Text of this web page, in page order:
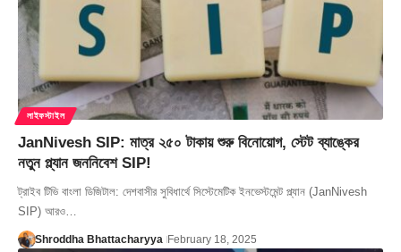
লাইফস্টাইল
JanNivesh SIP: মাত্র ২৫০ টাকায় শুরু বিনোয়োগ, স্টেট ব্যাঙ্কের
নতুন প্ল্যান জননিবেশ SIP!
ট্রাইব টিভি বাংলা ডিজিটাল: দেশবাসীর সুবিধার্থে সিস্টেমেটিক ইনভেস্টমেন্ট প্ল্যান (JanNivesh
SIP) আরও…
Shroddha Bhattacharyya February 18, 2025